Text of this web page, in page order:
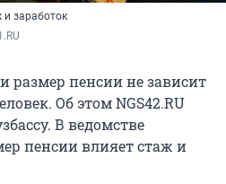
заработок
размер пенсии не зависит
Об этом NGS42.RU
В ведомстве
пенсии влияет стаж и